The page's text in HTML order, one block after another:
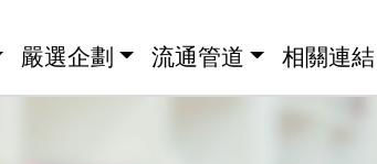
嚴選企劃 流通管道 相關連結